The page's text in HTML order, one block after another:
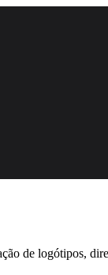
de logótipos,